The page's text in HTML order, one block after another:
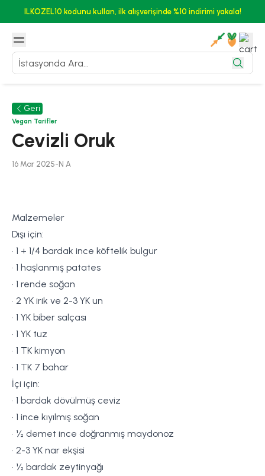
ILKOZEL10 kodunu kullan, ilk alışverişinde %10 indirimi yakala!
Geri
Vegan Tarifler
Cevizli Oruk
16 Mar 2025- N A
Malzemeler
Dışı için:
• 1 + 1/4 bardak ince köftelik bulgur
• 1 haşlanmış patates
• 1 rende soğan
• 2 YK irik ve 2-3 YK un
• 1 YK biber salçası
• 1 YK tuz
• 1 TK kimyon
• 1 TK 7 bahar
İçi için:
• 1 bardak dövülmüş ceviz
• 1 ince kıyılmış soğan
• ½ demet ince doğranmış maydonoz
• 2-3 YK nar ekşisi
• ½ bardak zeytinyağı